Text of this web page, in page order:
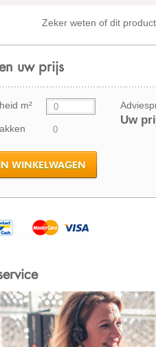
Zeker weten of dit
uw prijs
m²
Uw
WINKELWAGEN